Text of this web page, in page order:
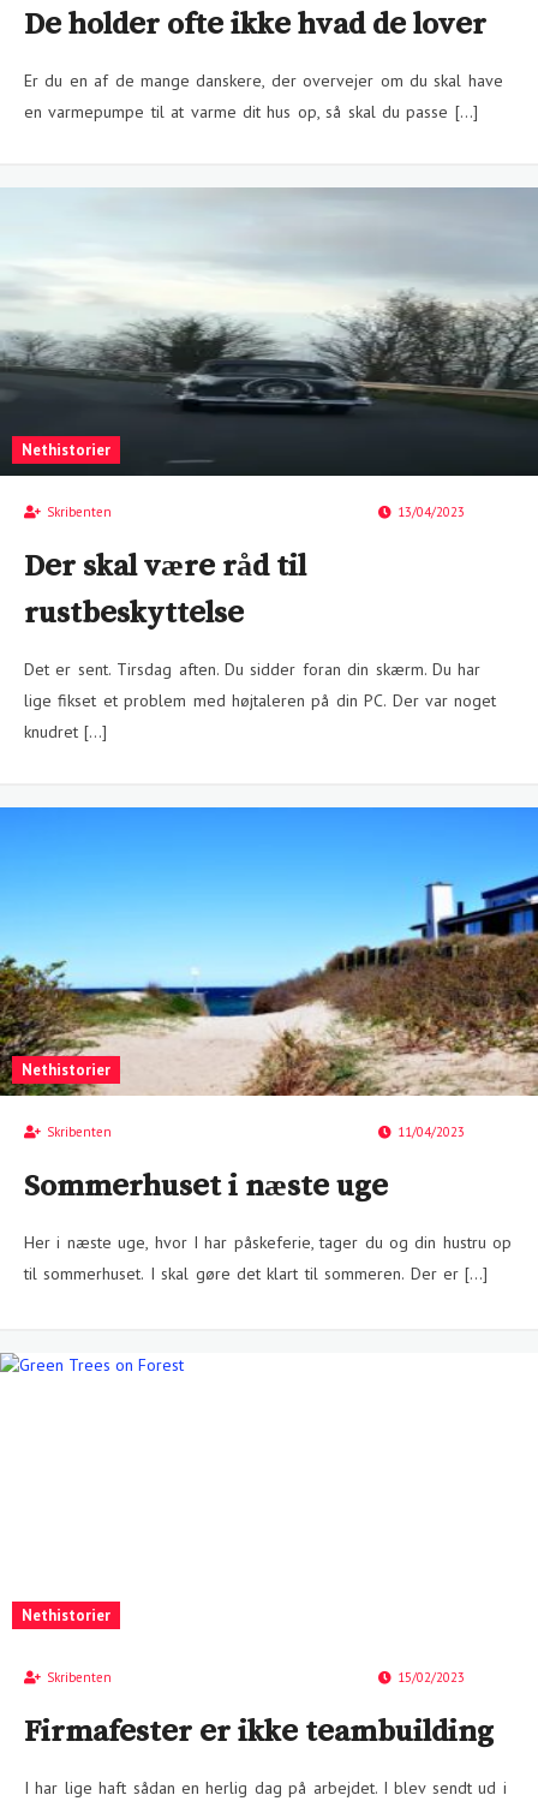
De holder ofte ikke hvad de lover
Er du en af de mange danskere, der overvejer om du skal have
en varmepumpe til at varme dit hus op, så skal du passe […]
Nethistorier
Skribenten 13/04/2023
Der skal være råd til
rustbeskyttelse
Det er sent. Tirsdag aften. Du sidder foran din skærm. Du har
lige fikset et problem med højtaleren på din PC. Der var noget
knudret […]
Nethistorier
Skribenten 11/04/2023
Sommerhuset i næste uge
Her i næste uge, hvor I har påskeferie, tager du og din hustru op
til sommerhuset. I skal gøre det klart til sommeren. Der er […]
Nethistorier
Skribenten 15/02/2023
Firmafester er ikke teambuilding
I har lige haft sådan en herlig dag på arbejdet. I blev sendt ud i